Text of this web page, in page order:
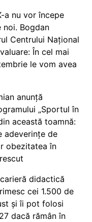
a nu vor începe
noi. Bogdan
Centrului Național
În cel mai
le vom avea
anunță
„Sportul în
această toamnă:
adeverințe de
obezitatea în
didactică
cei 1.500 de
și îi pot folosi
dacă rămân în